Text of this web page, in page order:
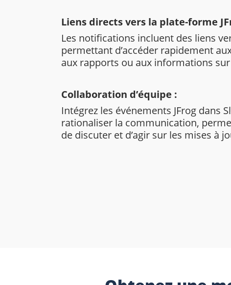
Liens directs vers la plate-forme
Les notifications incluent des liens
permettant d’accéder rapidement
aux rapports ou aux informations
Collaboration d’équipe :
Intégrez les événements JFrog dans
rationaliser la communication,
de discuter et d’agir sur les mises à